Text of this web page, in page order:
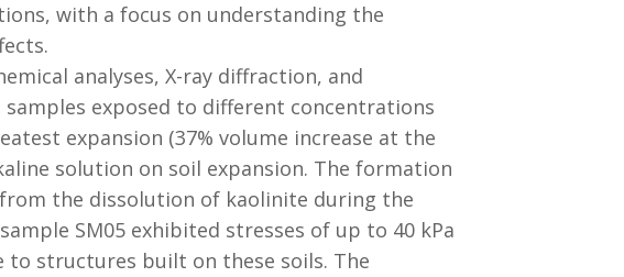
with a focus on understanding the
analyses, X-ray diffraction, and
exposed to different concentrations
expansion (37% volume increase at the
solution on soil expansion. The formation
the dissolution of kaolinite during the
SM05 exhibited stresses of up to 40 kPa
to structures built on these soils. The